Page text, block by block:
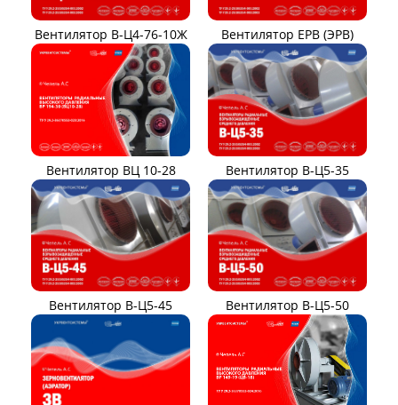
Вентилятор В-Ц4-76-10Ж Вентилятор ЕРВ (ЭРВ)
Вентилятор ВЦ 10-28 Вентилятор В-Ц5-35
Вентилятор В-Ц5-45 Вентилятор В-Ц5-50